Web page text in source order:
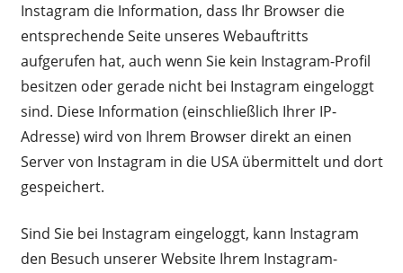
Instagram die Information, dass Ihr Browser die
entsprechende Seite unseres Webauftritts
aufgerufen hat, auch wenn Sie kein Instagram-Profil
besitzen oder gerade nicht bei Instagram eingeloggt
sind. Diese Information (einschließlich Ihrer IP-
Adresse) wird von Ihrem Browser direkt an einen
Server von Instagram in die USA übermittelt und dort
gespeichert.
Sind Sie bei Instagram eingeloggt, kann Instagram
den Besuch unserer Website Ihrem Instagram-